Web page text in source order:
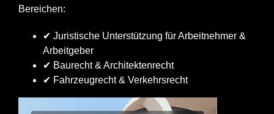
Bereichen:
✔ Juristische Unterstützung für Arbeitnehmer &
Arbeitgeber
✔ Baurecht & Architektenrecht
✔ Fahrzeugrecht & Verkehrsrecht